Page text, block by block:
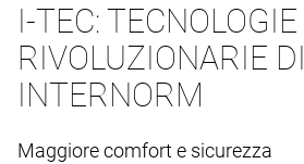
I-TEC: TECNOLOGIE
RIVOLUZIONARIE DI
INTERNORM
Maggiore comfort e sicurezza